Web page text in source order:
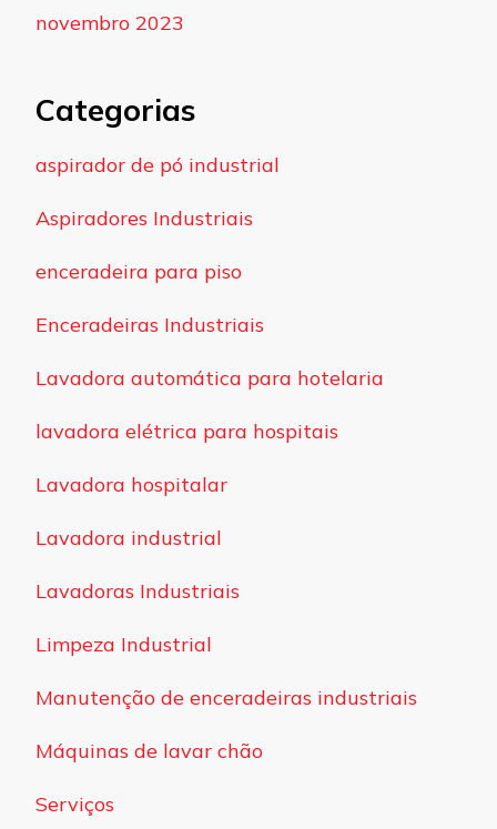
novembro 2023
Categorias
aspirador de pó industrial
Aspiradores Industriais
enceradeira para piso
Enceradeiras Industriais
Lavadora automática para hotelaria
lavadora elétrica para hospitais
Lavadora hospitalar
Lavadora industrial
Lavadoras Industriais
Limpeza Industrial
Manutenção de enceradeiras industriais
Máquinas de lavar chão
Serviços